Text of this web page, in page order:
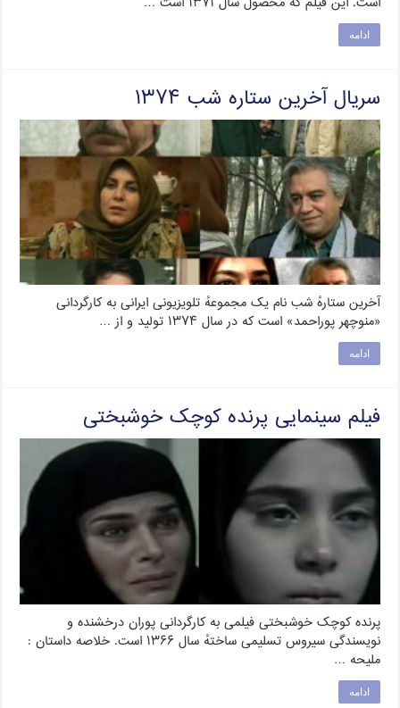
ادامه
سریال آخرین ستاره شب ۱۳۷۴
آخرین ستارهٔ شب نام یک مجموعهٔ تلویزیونی ایرانی به کارگردانی
«منوچهر پوراحمد» است که در سال ۱۳۷۴ تولید و از …
ادامه
فیلم سینمایی پرنده کوچک خوشبختی
پرنده کوچک خوشبختی فیلمی به کارگردانی پوران درخشنده و
نویسندگی سیروس تسلیمی ساختهٔ سال ۱۳۶۶ است. خلاصه داستان :
ملیحه …
ادامه